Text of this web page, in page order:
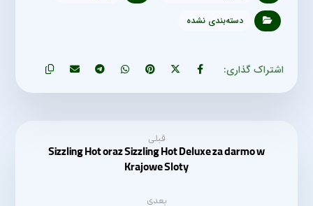
دسته‌بندی نشده
قبلی
Sizzling Hot oraz Sizzling Hot Deluxe za darmo w
Krajowe Sloty
بعدی